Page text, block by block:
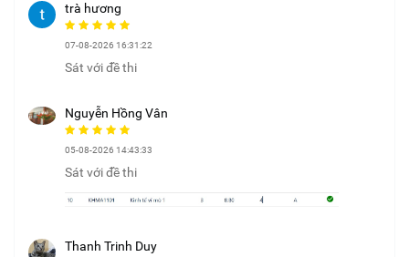
trà hương
07-08-2026 16:31:22
Sát với đề thi
Nguyễn Hồng Vân
05-08-2026 14:43:33
Sát với đề thi
Thanh Trinh Duy